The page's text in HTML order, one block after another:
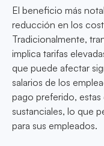
El beneficio más
reducción en los
Tradicionalmente,
implica tarifas
que puede afectar
salarios de los
pago preferido, estas
sustanciales, lo que
para sus empleados.